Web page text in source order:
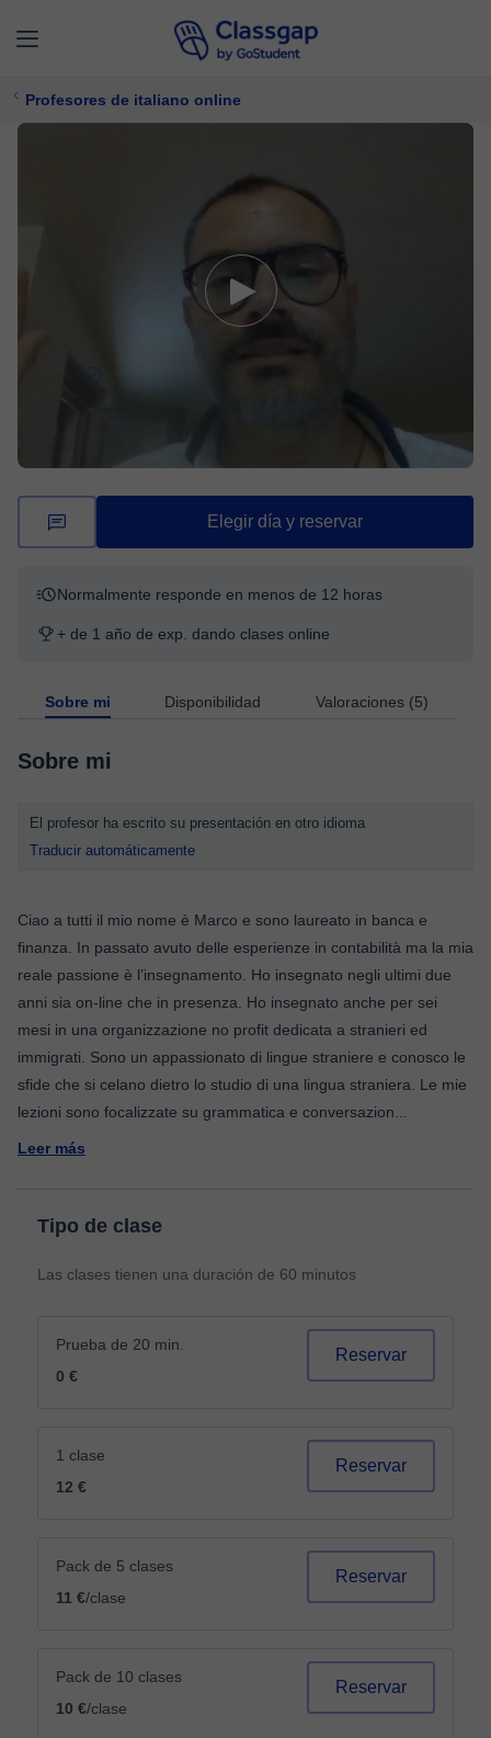
Profesores de italiano online
5,0 (5)
Ofrece prueba gratuita
Elegir día y reservar
Normalmente responde en menos de 12 horas
+ de 1 año de exp. dando clases online
Sobre mi Disponibilidad Valoraciones (5)
Sobre mi
El profesor ha escrito su presentación en otro idioma
Traducir automáticamente
Ciao a tutti il mio nome è Marco e sono laureato in banca e
finanza. In passato avuto delle esperienze in contabilità ma la mia
reale passione è l’insegnamento. Ho insegnato negli ultimi due
anni sia on-line che in presenza. Ho insegnato anche per sei
mesi in una organizzazione no profit dedicata a stranieri ed
immigrati. Sono un appassionato di lingue straniere e conosco le
sfide che si celano dietro lo studio di una lingua straniera. Le mie
lezioni sono focalizzate su grammatica e conversazion
Leer más
Tipo de clase
Las clases tienen una duración de 60 minutos
Prueba de 20 min.
0 €
Reservar
1 clase
12 €
Reservar
Pack de 5 clases
11 €/clase
Reservar
Pack de 10 clases
10 €/clase
Reservar